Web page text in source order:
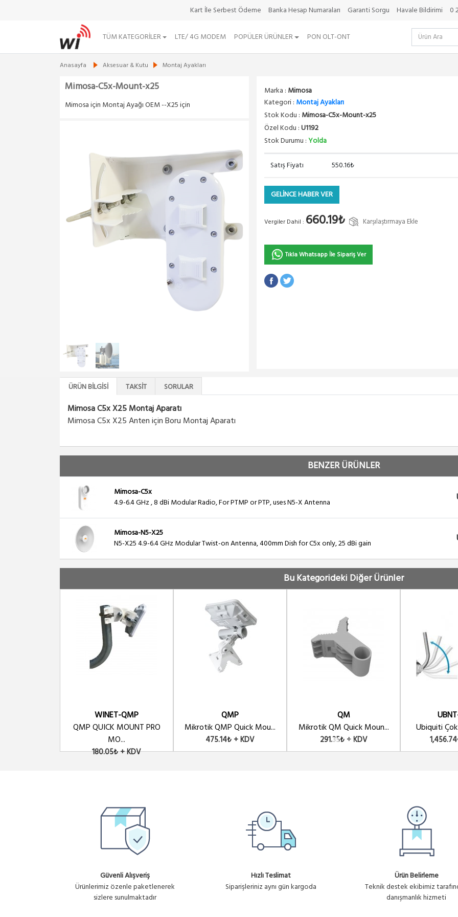
Kart İle Serbest Ödeme Banka Hesap Numaraları Garanti Sorgu Havale Bildirimi 0
TÜM KATEGORILER LTE/ 4G MODEM POPÜLER ÜRÜNLER PON OLT-ONT
Anasayfa Aksesuar & Kutu Montaj Ayakları
Mimosa-C5x-Mount-x25
Mimosa için Montaj Ayağı OEM --X25 için
Marka : Mimosa
Kategori : Montaj Ayakları
Stok Kodu : Mimosa-C5x-Mount-x25
Özel Kodu :U1192
Stok Durumu :Yolda
Satış Fiyatı 550.16₺
GELİNCE HABER VER
Vergiler Dahil : 660.19₺ Karşılaştırmaya Ekle
Tıkla Whatsapp İle Sipariş Ver
ÜRÜN BILGISI TAKSIT SORULAR
Mimosa C5x X25 Montaj Aparatı
Mimosa C5x X25 Anten için Boru Montaj Aparatı
BENZER ÜRÜNLER
Mimosa-C5x
4.9-6.4 GHz , 8 dBi Modular Radio, For PTMP or PTP, uses N5-X Antenna
Mimosa-N5-X25
N5-X25 4.9-6.4 GHz Modular Twist-on Antenna, 400mm Dish for C5x only, 25 dBi gain
Bu Kategorideki Diğer Ürünler
WINET-QMP
QMP QUICK MOUNT PRO
MO...
180.05₺ + KDV
QMP
Mikrotik QMP Quick Mou...
475.14₺ + KDV
QM
Mikrotik QM Quick Moun...
291.35₺ + KDV
Ubiquiti
Güvenli Alışveriş
Ürünlerimiz özenle paketlenerek
sizlere sunulmaktadır
Hızlı Teslimat
Siparişleriniz aynı gün kargoda
Ürün Belirleme
Teknik destek ekibimiz
danışmanlık hizmeti